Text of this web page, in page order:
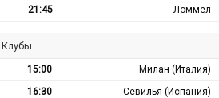
21:45 Ломмел
Клубы
15:00
Милан (Италия)
16:30
Севилья (Испания)